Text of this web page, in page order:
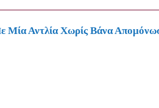
Με Μία Αντλία Χωρίς Βάνα